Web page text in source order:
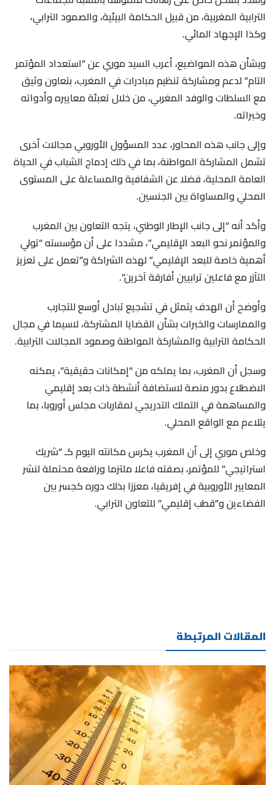
الترابية المغربية، من قبيل الحكامة البيئية، والصمود الترابي،
وكذا الإجهاد المائي.
وبشأن هذه المواضيع، أعرب السيد موري عن “استعداد المؤتمر
التام” لدعم ومشاركة تنظيم مبادرات في المغرب، بتعاون وثيق
مع السلطات والوفد المغربي، من خلال تعبئة معاييره وأدواته
وخبراته.
وإلى جانب هذه المحاور، عدد المسؤول الأوروبي مجالات أخرى
تشمل المشاركة المواطنة، بما في ذلك إدماج الشباب في الحياة
العامة المحلية، فضلا عن الشفافية والمساءلة على المستوى
المحلي والمساواة بين الجنسين.
وأكد أنه “إلى جانب الإطار الوطني، يتجه التعاون بين المغرب
والمؤتمر نحو البعد الإقليمي”، مشددا على أن مؤسسته “تولي
أهمية خاصة للبعد الإقليمي” لهذه الشراكة و”تعمل على تعزيز
التآزر مع فاعلين ترابيين أفارقة آخرين”.
وأوضح أن الهدف يتمثل في تشجيع تبادل أوسع للتجارب
والممارسات والخبرات بشأن القضايا المشتركة، لاسيما في مجال
الحكامة الترابية والمشاركة المواطنة وصمود المجالات الترابية.
وسجل أن المغرب، بما يملكه من “إمكانات حقيقية”، يمكنه
الاضطلاع بدور منصة لاستضافة أنشطة ذات بعد إقليمي
والمساهمة في التملك التدريجي لمقاربات مجلس أوروبا، بما
يتلاءم مع الواقع المحلي.
وخلص موري إلى أن المغرب يكرس مكانته اليوم كـ “شريك
استراتيجي” للمؤتمر، بصفته فاعلا ملتزما ورافعة محتملة لنشر
المعايير الأوروبية في إفريقيا، معززا بذلك دوره كجسر بين
الفضاءين و”قطب إقليمي” للتعاون الترابي.
المقالات المرتبطة